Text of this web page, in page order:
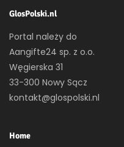
GlosPolski.nl
Portal należy do
Aangifte24 sp. z o.o.
Węgierska 31
33-300 Nowy Sącz
kontakt@glospolski.nl
Home